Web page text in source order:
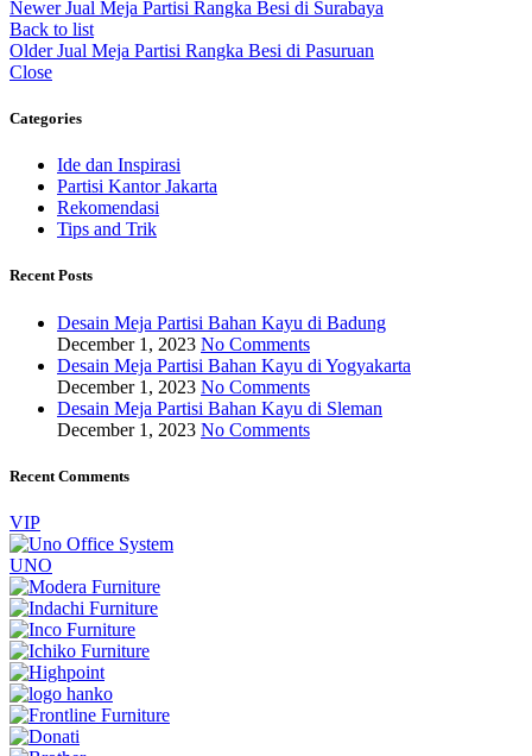
Newer Jual Meja Partisi Rangka Besi di Surabaya
Back to list
Older Jual Meja Partisi Rangka Besi di Pasuruan
Close
Categories
Ide dan Inspirasi
Partisi Kantor Jakarta
Rekomendasi
Tips and Trik
Recent Posts
Desain Meja Partisi Bahan Kayu di Badung
December 1, 2023 No Comments
Desain Meja Partisi Bahan Kayu di Yogyakarta
December 1, 2023 No Comments
Desain Meja Partisi Bahan Kayu di Sleman
December 1, 2023 No Comments
Recent Comments
VIP
UNO